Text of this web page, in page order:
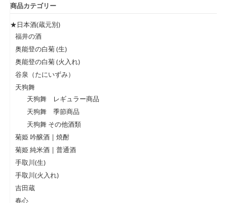
商品カテゴリー
★日本酒(蔵元別)
福井の酒
奥能登の白菊 (生)
奥能登の白菊 (火入れ)
谷泉（たにいずみ）
天狗舞
天狗舞 レギュラー商品
天狗舞 季節商品
天狗舞 その他酒類
菊姫 吟醸酒 | 焼酎
菊姫 純米酒 | 普通酒
手取川(生)
手取川(火入れ)
吉田蔵
春心